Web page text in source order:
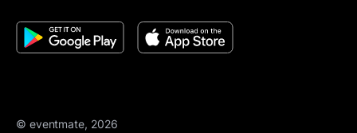
© eventmate, 2026